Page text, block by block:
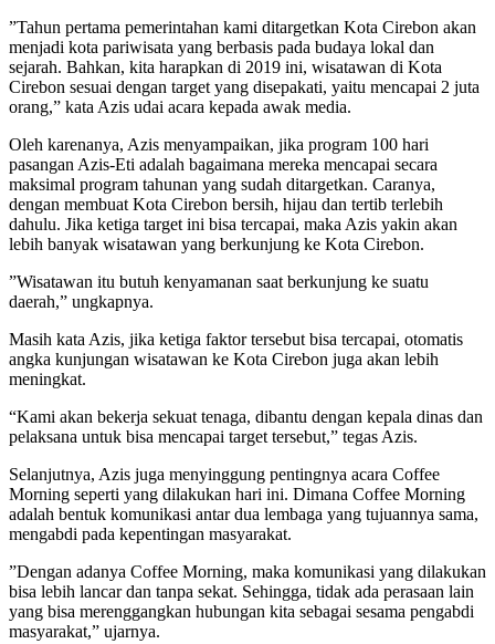
”Tahun pertama pemerintahan kami ditargetkan Kota Cirebon akan
menjadi kota pariwisata yang berbasis pada budaya lokal dan
sejarah. Bahkan, kita harapkan di 2019 ini, wisatawan di Kota
Cirebon sesuai dengan target yang disepakati, yaitu mencapai 2 juta
orang,” kata Azis udai acara kepada awak media.
Oleh karenanya, Azis menyampaikan, jika program 100 hari
pasangan Azis-Eti adalah bagaimana mereka mencapai secara
maksimal program tahunan yang sudah ditargetkan. Caranya,
dengan membuat Kota Cirebon bersih, hijau dan tertib terlebih
dahulu. Jika ketiga target ini bisa tercapai, maka Azis yakin akan
lebih banyak wisatawan yang berkunjung ke Kota Cirebon.
”Wisatawan itu butuh kenyamanan saat berkunjung ke suatu
daerah,” ungkapnya.
Masih kata Azis, jika ketiga faktor tersebut bisa tercapai, otomatis
angka kunjungan wisatawan ke Kota Cirebon juga akan lebih
meningkat.
“Kami akan bekerja sekuat tenaga, dibantu dengan kepala dinas dan
pelaksana untuk bisa mencapai target tersebut,” tegas Azis.
Selanjutnya, Azis juga menyinggung pentingnya acara Coffee
Morning seperti yang dilakukan hari ini. Dimana Coffee Morning
adalah bentuk komunikasi antar dua lembaga yang tujuannya sama,
mengabdi pada kepentingan masyarakat.
”Dengan adanya Coffee Morning, maka komunikasi yang dilakukan
bisa lebih lancar dan tanpa sekat. Sehingga, tidak ada perasaan lain
yang bisa merenggangkan hubungan kita sebagai sesama pengabdi
masyarakat,” ujarnya.